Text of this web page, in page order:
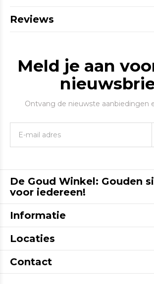
Reviews
Meld je aan
Ontvang de nieuwste aanbiedingen
De Goud Winkel: Gouden
voor iedereen!
Informatie
Locaties
Contact